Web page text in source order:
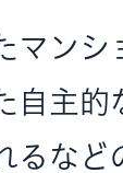
マンシ
自主
るなど